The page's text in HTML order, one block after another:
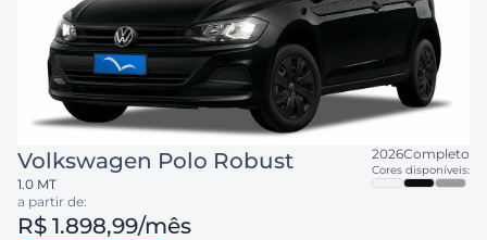
Volkswagen Polo Robust
1.0 MT
2026Completo
Cores disponíveis:
a partir de:
R$ 1.898,99/mês